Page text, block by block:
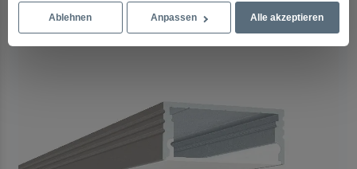
Ablehnen Anpassen Alle akzeptieren